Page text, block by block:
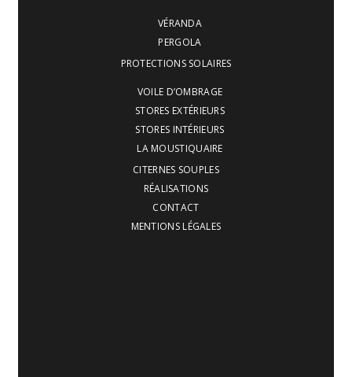
VÉRANDA
PERGOLA
PROTECTIONS SOLAIRES
VOILE D’OMBRAGE
STORES EXTÉRIEURS
STORES INTÉRIEURS
LA MOUSTIQUAIRE
CITERNES SOUPLES
RÉALISATIONS
CONTACT
MENTIONS LÉGALES